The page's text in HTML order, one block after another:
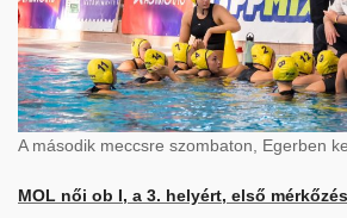
A második meccsre szombaton, Egerben
MOL női ob I, a 3. helyért, első